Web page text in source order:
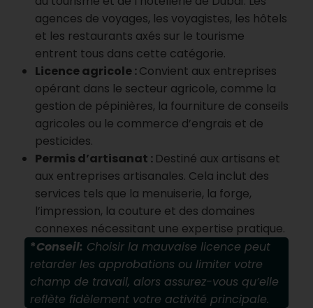
agences de voyages, les voyagistes, les hôtels
et les restaurants axés sur le tourisme
entrent tous dans cette catégorie.
Licence agricole :Convient aux entreprises
opérant dans le secteur agricole, comme la
gestion de pépinières, la fourniture de conseils
agricoles ou le commerce d’engrais et de
pesticides.
Permis d’artisanat : Destiné aux artisans et
aux entreprises artisanales. Cela inclut des
services tels que la menuiserie, la forge,
l’impression, la couture et des domaines
connexes nécessitant une expertise pratique.
*Conseil: Choisir la mauvaise licence peut
retarder les approbations ou limiter votre
champ de travail, alors assurez-vous qu’elle
reflète fidèlement votre activité principale.